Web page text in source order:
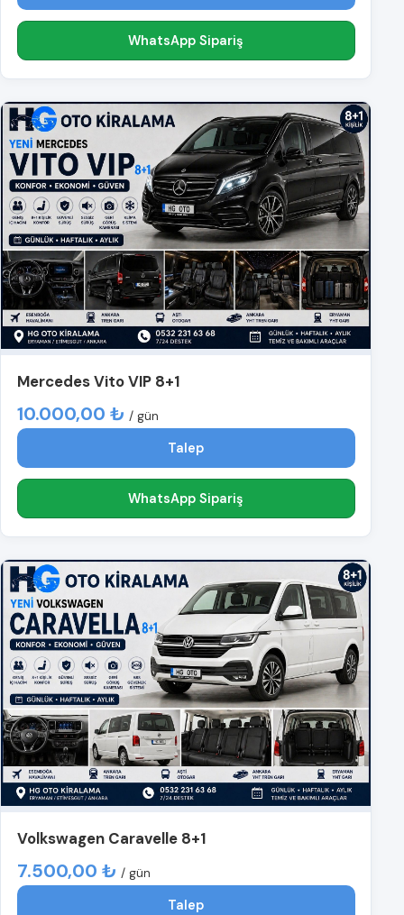
WhatsApp Sipariş
Mercedes Vito VIP 8+1
10.000,00 ₺ / gün
Talep
WhatsApp Sipariş
Volkswagen Caravelle 8+1
7.500,00 ₺ / gün
Talep